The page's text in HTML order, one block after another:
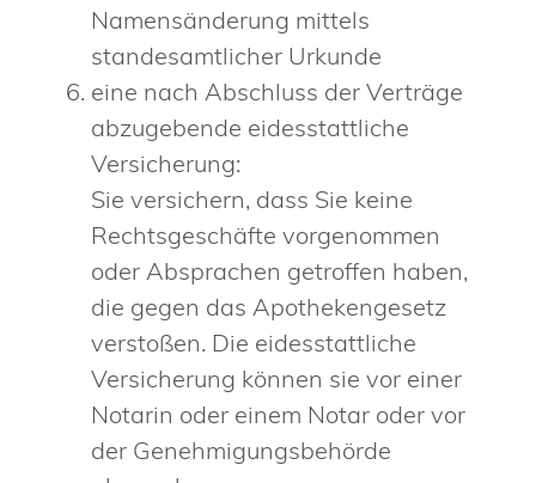
Namensänderung mittels
standesamtlicher Urkunde
eine nach Abschluss der Verträge
abzugebende eidesstattliche
Versicherung:
Sie versichern, dass Sie keine
Rechtsgeschäfte vorgenommen
oder Absprachen getroffen haben,
die gegen das Apothekengesetz
verstoßen. Die eidesstattliche
Versicherung können sie vor einer
Notarin oder einem Notar oder vor
der Genehmigungsbehörde